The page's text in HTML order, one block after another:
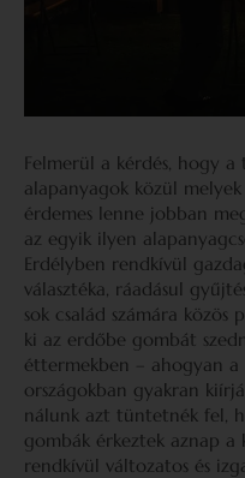
Felmerül a kérdés, hogy
alapanyagok közül
érdemes lenne jobban
az egyik ilyen
Erdélyben rendkívül
választéka, ráadásul
sok család számára
ki az erdőbe gombát
éttermekben – ahogyan
országokban gyakran
nálunk azt tüntetnék fel,
gombák érkeztek aznap a
rendkívül változatos és